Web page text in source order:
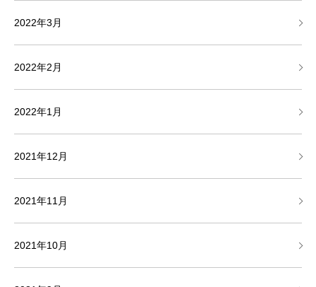
2022年3月
2022年2月
2022年1月
2021年12月
2021年11月
2021年10月